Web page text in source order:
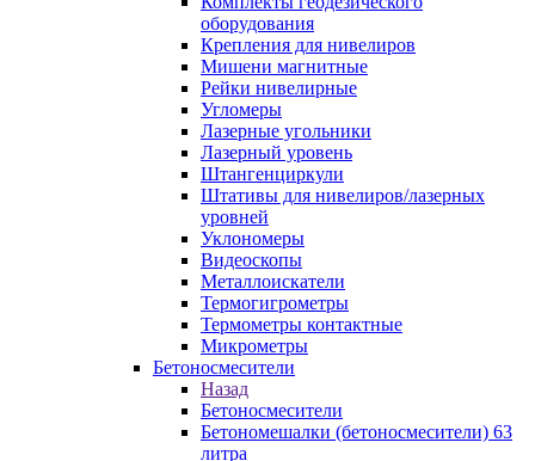
оборудования
Крепления для нивелиров
Мишени магнитные
Рейки нивелирные
Угломеры
Лазерные угольники
Лазерный уровень
Штангенциркули
Штативы для нивелиров/лазерных
уровней
Уклономеры
Видеоскопы
Металлоискатели
Термогигрометры
Термометры контактные
Микрометры
Бетоносмесители
Назад
Бетоносмесители
Бетономешалки (бетоносмесители) 63
литра